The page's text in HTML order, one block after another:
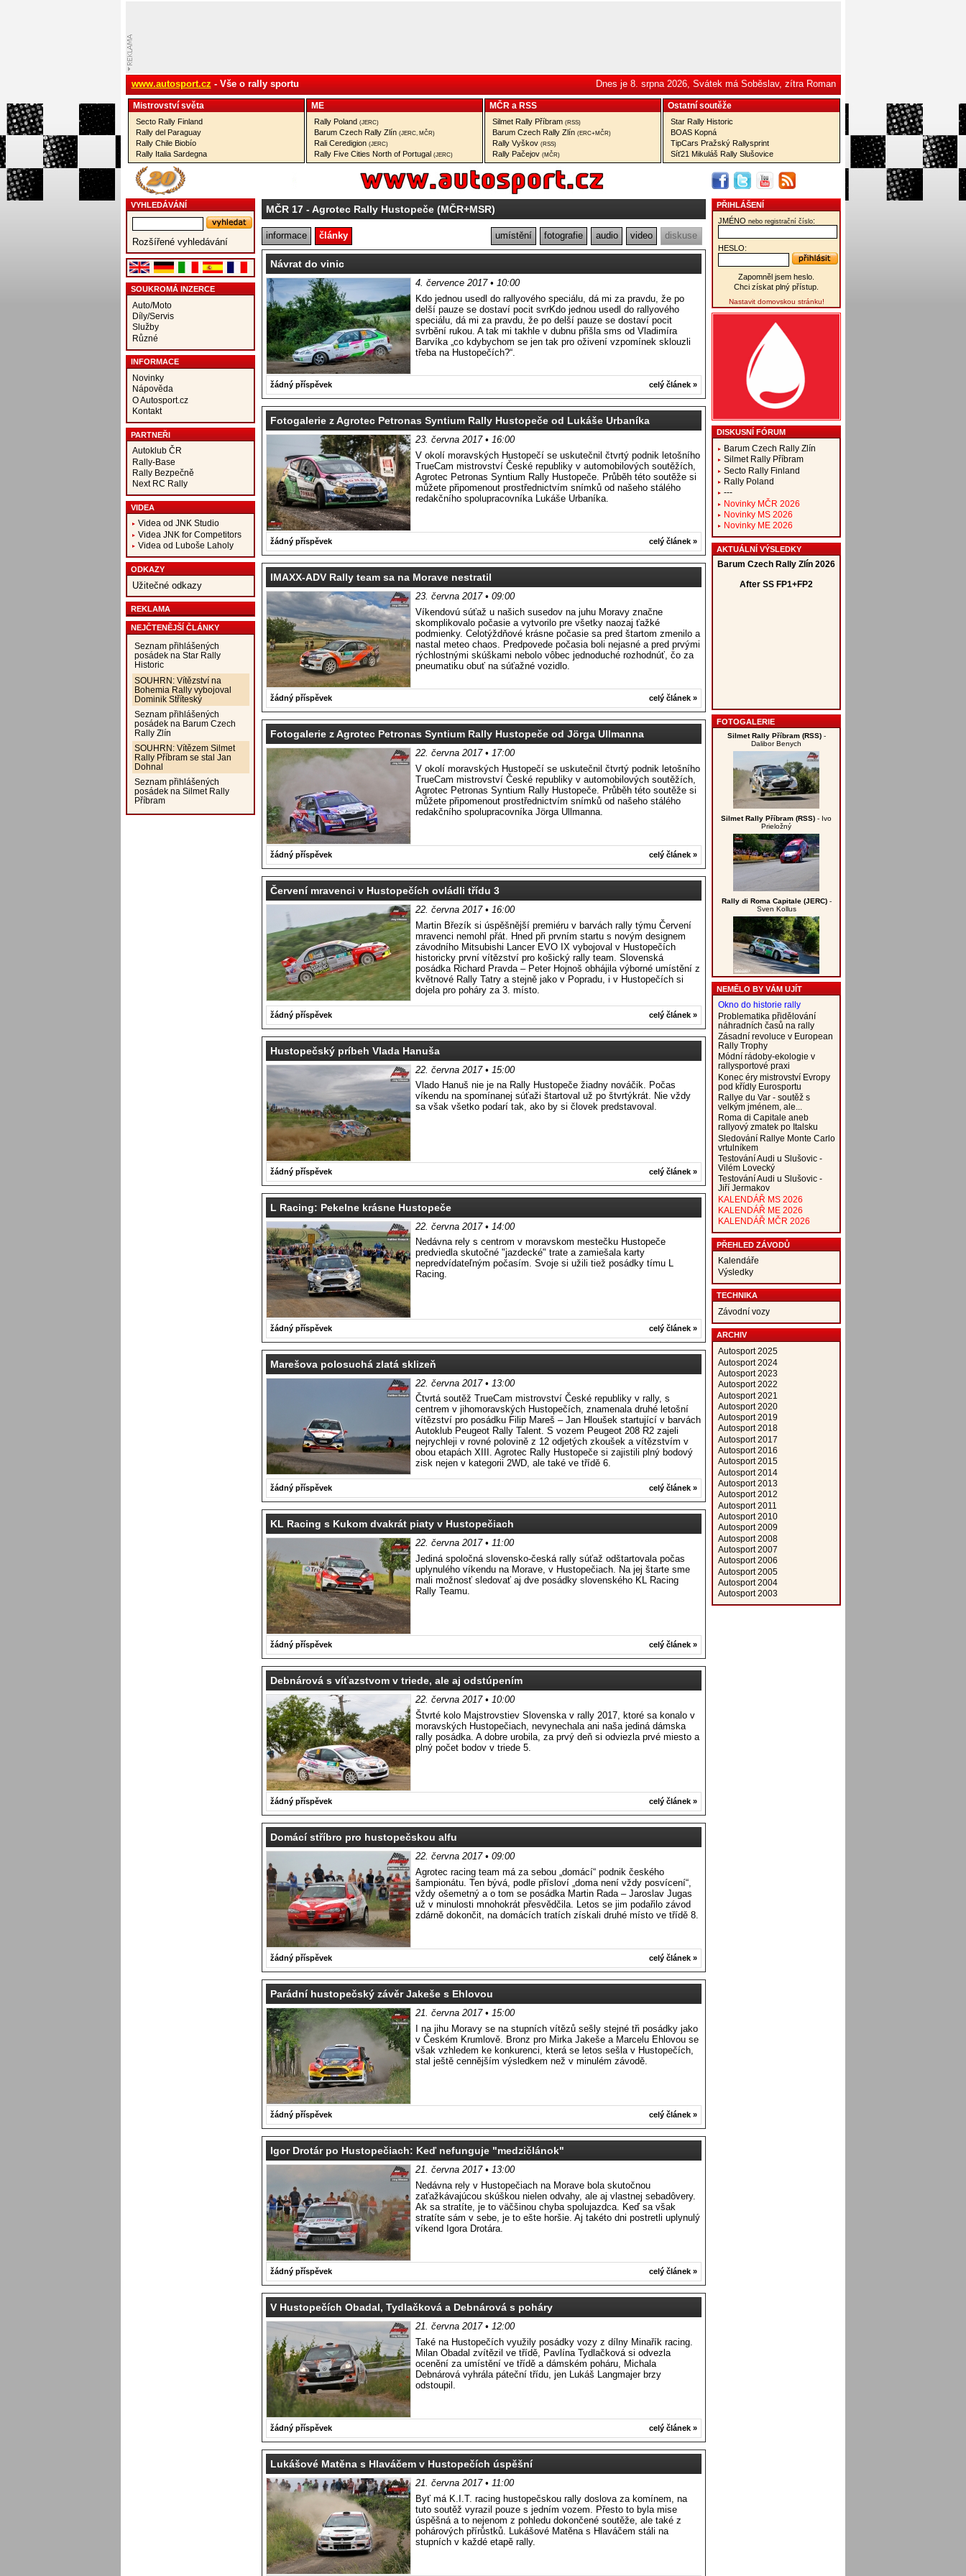
www.autosport.cz - Vše o rally sportu Dnes je 8. srpna 2026, Svátek má Soběslav, zítra Roman
Mistrovství­ světa
Secto Rally Finland
Rally del Paraguay
Rally Chile Biobío
Rally Italia Sardegna
ME
Rally Poland (JERC)
Barum Czech Rally Zlín (JERC, MČR)
Rali Ceredigion (JERC)
Rally Five Cities North of Portugal (JERC)
MČR a RSS
Silmet Rally Příbram (RSS)
Barum Czech Rally Zlín (ERC+MČR)
Rally Vyškov (RSS)
Rally Pačejov (MČR)
Ostatní­ soutěže
Star Rally Historic
BOAS Kopná
TipCars Pražský Rallysprint
Síť21 Mikuláš Rally Slušovice
VYHLEDÁVÁNÍ
Rozšířené vyhledávání
SOUKROMÁ INZERCE
Auto/Moto
Díly/Servis
Služby
Různé
INFORMACE
Novinky
Nápověda
O Autosport.cz
Kontakt
PARTNEŘI
Autoklub ČR
Rally-Base
Rally Bezpečně
Next RC Rally
VIDEA
Videa od JNK Studio
Videa JNK for Competitors
Videa od Luboše Laholy
ODKAZY
Užitečné odkazy
REKLAMA
NEJČTENĚJŠÍ ČLÁNKY
Seznam přihlášených
posádek na Star Rally
Historic
SOUHRN: Vítězství na
Bohemia Rally vybojoval
Dominik Stříteský
Seznam přihlášených
posádek na Barum Czech
Rally Zlín
SOUHRN: Vítězem Silmet
Rally Příbram se stal Jan
Dohnal
Seznam přihlášených
posádek na Silmet Rally
Příbram
MČR 17- Agrotec Rally Hustopeče (MČR+MSR)
informace články umístění fotografie audio video diskuse
Návrat do vinic
4. července 2017 • 10:00
Kdo jednou usedl do rallyového speciálu, dá mi za pravdu, že po
delší pauze se dostaví pocit svrKdo jednou usedl do rallyového
speciálu, dá mi za pravdu, že po delší pauze se dostaví pocit
svrbění rukou. A tak mi takhle v dubnu přišla sms od Vladimíra
Barvíka „co kdybychom se jen tak pro oživení vzpomínek sklouzli
třeba na Hustopečích?“.
žádný příspěvek celý článek »
Fotogalerie z Agrotec Petronas Syntium Rally Hustopeče od Lukáše Urbaníka
23. června 2017 • 16:00
V okolí moravských Hustopečí se uskutečnil čtvrtý podnik letošního
TrueCam mistrovství České republiky v automobilových soutěžích,
Agrotec Petronas Syntium Rally Hustopeče. Průběh této soutěže si
můžete připomenout prostřednictvím snímků od našeho stálého
redakčního spolupracovníka Lukáše Urbaníka.
žádný příspěvek celý článek »
IMAXX-ADV Rally team sa na Morave nestratil
23. června 2017 • 09:00
Víkendovú súťaž u našich susedov na juhu Moravy značne
skomplikovalo počasie a vytvorilo pre všetky naozaj ťažké
podmienky. Celotýždňové krásne počasie sa pred štartom zmenilo a
nastal meteo chaos. Predpovede počasia boli nejasné a pred prvými
rýchlostnými skúškami nebolo vôbec jednoduché rozhodnúť, čo za
pneumatiku obuť na súťažné vozidlo.
žádný příspěvek celý článek »
Fotogalerie z Agrotec Petronas Syntium Rally Hustopeče od Jörga Ullmanna
22. června 2017 • 17:00
V okolí moravských Hustopečí se uskutečnil čtvrtý podnik letošního
TrueCam mistrovství České republiky v automobilových soutěžích,
Agrotec Petronas Syntium Rally Hustopeče. Průběh této soutěže si
můžete připomenout prostřednictvím snímků od našeho stálého
redakčního spolupracovníka Jörga Ullmanna.
žádný příspěvek celý článek »
Červení mravenci v Hustopečích ovládli třídu 3
22. června 2017 • 16:00
Martin Březík si úspěšnější premiéru v barvách rally týmu Červení
mravenci nemohl přát. Hned při prvním startu s novým designem
závodního Mitsubishi Lancer EVO IX vybojoval v Hustopečích
historicky první vítězství pro košický rally team. Slovenská
posádka Richard Pravda – Peter Hojnoš obhájila výborné umístění z
květnové Rally Tatry a stejně jako v Popradu, i v Hustopečích si
dojela pro poháry za 3. místo.
žádný příspěvek celý článek »
Hustopečský príbeh Vlada Hanuša
22. června 2017 • 15:00
Vlado Hanuš nie je na Rally Hustopeče žiadny nováčik. Počas
víkendu na spomínanej súťaži štartoval už po štvrtýkrát. Nie vždy
sa však všetko podarí tak, ako by si človek predstavoval.
žádný příspěvek celý článek »
L Racing: Pekelne krásne Hustopeče
22. června 2017 • 14:00
Nedávna rely s centrom v moravskom mestečku Hustopeče
predviedla skutočné "jazdecké" trate a zamiešala karty
nepredvídateľným počasím. Svoje si užili tiež posádky tímu L
Racing.
žádný příspěvek celý článek »
Marešova polosuchá zlatá sklizeň
22. června 2017 • 13:00
Čtvrtá soutěž TrueCam mistrovství České republiky v rally, s
centrem v jihomoravských Hustopečích, znamenala druhé letošní
vítězství pro posádku Filip Mareš – Jan Hloušek startující v barvách
Autoklub Peugeot Rally Talent. S vozem Peugeot 208 R2 zajeli
nejrychleji v rovné polovině z 12 odjetých zkoušek a vítězstvím v
obou etapách XIII. Agrotec Rally Hustopeče si zajistili plný bodový
zisk nejen v kategorii 2WD, ale také ve třídě 6.
žádný příspěvek celý článek »
KL Racing s Kukom dvakrát piaty v Hustopečiach
22. června 2017 • 11:00
Jediná spoločná slovensko-česká rally súťaž odštartovala počas
uplynulého víkendu na Morave, v Hustopečiach. Na jej štarte sme
mali možnosť sledovať aj dve posádky slovenského KL Racing
Rally Teamu.
žádný příspěvek celý článek »
Debnárová s víťazstvom v triede, ale aj odstúpením
22. června 2017 • 10:00
Štvrté kolo Majstrovstiev Slovenska v rally 2017, ktoré sa konalo v
moravských Hustopečiach, nevynechala ani naša jediná dámska
rally posádka. A dobre urobila, za prvý deň si odviezla prvé miesto a
plný počet bodov v triede 5.
žádný příspěvek celý článek »
Domácí stříbro pro hustopečskou alfu
22. června 2017 • 09:00
Agrotec racing team má za sebou „domácí“ podnik českého
šampionátu. Ten bývá, podle přísloví „doma není vždy posvícení“,
vždy ošemetný a o tom se posádka Martin Rada – Jaroslav Jugas
už v minulosti mnohokrát přesvědčila. Letos se jim podařilo závod
zdárně dokončit, na domácích tratích získali druhé místo ve třídě 8.
žádný příspěvek celý článek »
Parádní hustopečský závěr Jakeše s Ehlovou
21. června 2017 • 15:00
I na jihu Moravy se na stupních vítězů sešly stejné tři posádky jako
v Českém Krumlově. Bronz pro Mirka Jakeše a Marcelu Ehlovou se
však vzhledem ke konkurenci, která se letos sešla v Hustopečích,
stal ještě cennějším výsledkem než v minulém závodě.
žádný příspěvek celý článek »
Igor Drotár po Hustopečiach: Keď nefunguje "medzičlánok"
21. června 2017 • 13:00
Nedávna rely v Hustopečiach na Morave bola skutočnou
zaťažkávajúcou skúškou nielen odvahy, ale aj vlastnej sebadôvery.
Ak sa stratíte, je to väčšinou chyba spolujazdca. Keď sa však
stratíte sám v sebe, je to ešte horšie. Aj takéto dni postretli uplynulý
víkend Igora Drotára.
žádný příspěvek celý článek »
V Hustopečích Obadal, Tydlačková a Debnárová s poháry
21. června 2017 • 12:00
Také na Hustopečích využily posádky vozy z dílny Minařík racing.
Milan Obadal zvítězil ve třídě, Pavlína Tydlačková si odvezla
ocenění za umístění ve třídě a dámském poháru, Michala
Debnárová vyhrála páteční třídu, jen Lukáš Langmajer brzy
odstoupil.
žádný příspěvek celý článek »
Lukášové Matěna s Hlaváčem v Hustopečích úspěšní
21. června 2017 • 11:00
Byť má K.I.T. racing hustopečskou rally doslova za komínem, na
tuto soutěž vyrazil pouze s jedním vozem. Přesto to byla mise
úspěšná a to nejenom z pohledu dokončené soutěže, ale také z
pohárových přírůstků. Lukášové Matěna s Hlaváčem stáli na
stupních v každé etapě rally.
PŘIHLÁŠENÍ
JMÉNO nebo registrační číslo:
HESLO:
Zapomněl jsem heslo.
Chci získat plný přístup.
Nastavit domovskou stránku!
DISKUSNÍ FÓRUM
Barum Czech Rally Zlín
Silmet Rally Příbram
Secto Rally Finland
Rally Poland
---
Novinky MČR 2026
Novinky MS 2026
Novinky ME 2026
AKTUÁLNÍ VÝSLEDKY
FOTOGALERIE
Silmet Rally Příbram (RSS)-
Dalibor Benych
Silmet Rally Příbram (RSS) - Ivo
Prieložný
Rally di Roma Capitale (JERC)-
Sven Kollus
NEMĚLO BY VÁM UJÍT
Okno do historie rally
Problematika přidělování
náhradních časů na rally
Zásadní revoluce v European
Rally Trophy
Módní rádoby-ekologie v
rallysportové praxi
Konec éry mistrovství Evropy
pod křídly Eurosportu
Rallye du Var - soutěž s
velkým jménem, ale...
Roma di Capitale aneb
rallyový zmatek po Italsku
Sledování Rallye Monte Carlo
vrtulníkem
Testování Audi u Slušovic -
Vilém Lovecký
Testování Audi u Slušovic -
Jiří Jermakov
KALENDÁŘ MS 2026
KALENDÁŘ ME 2026
KALENDÁŘ MČR 2026
PŘEHLED ZÁVODŮ
Kalendáře
Výsledky
TECHNIKA
Závodní vozy
ARCHIV
Autosport 2025
Autosport 2024
Autosport 2023
Autosport 2022
Autosport 2021
Autosport 2020
Autosport 2019
Autosport 2018
Autosport 2017
Autosport 2016
Autosport 2015
Autosport 2014
Autosport 2013
Autosport 2012
Autosport 2011
Autosport 2010
Autosport 2009
Autosport 2008
Autosport 2007
Autosport 2006
Autosport 2005
Autosport 2004
Autosport 2003